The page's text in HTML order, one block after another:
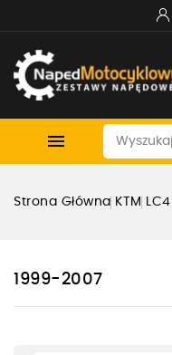

Strona Główna KTM
1999-2007